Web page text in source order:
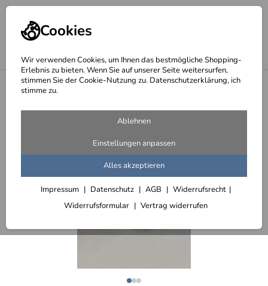
Cookies
Wir verwenden Cookies, um Ihnen das bestmögliche Shopping-
Erlebnis zu bieten. Wenn Sie auf unserer Seite weitersurfen,
stimmen Sie der Cookie-Nutzung zu. Datenschutzerklärung, ich
stimme zu.
Ablehnen
Einstellungen anpassen
Alles akzeptieren
Impressum Datenschutz AGB
Widerrufsrecht
Widerrufsformular
Vertrag widerrufen
Beleuchtete LED Hausnummern